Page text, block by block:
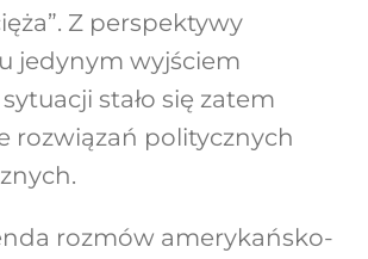
Z perspektywy
jedynym wyjściem
stało się zatem
rozwiązań politycznych
rozmów amerykańsko-